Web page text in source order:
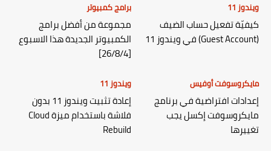
ويندوز 11
كيفيّة تفعيل حساب الضيف
(Guest Account) في ويندوز 11
برامج كمبيوتر
مجموعة من أفضل برامج
الكمبيوتر الجديدة هذا الاسبوع
[26/8/4]
مايكروسوفت أوفيس
إعدادات افتراضية في برنامج
مايكروسوفت إكسل يجب
تغييرها
ويندوز 11
إعادة تثبيت ويندوز 11 بدون
فلاشة باستخدام ميزة Cloud
Rebuild